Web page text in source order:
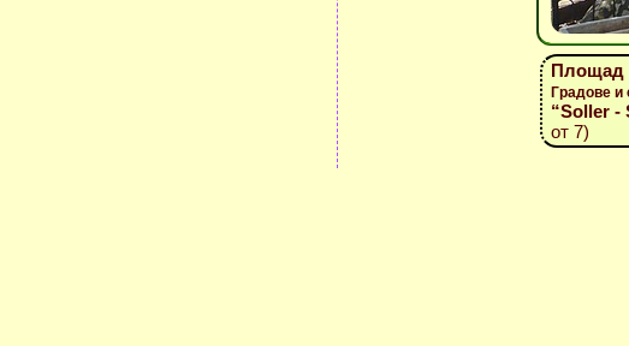
Площад
Градове
“Soller -
от 7)